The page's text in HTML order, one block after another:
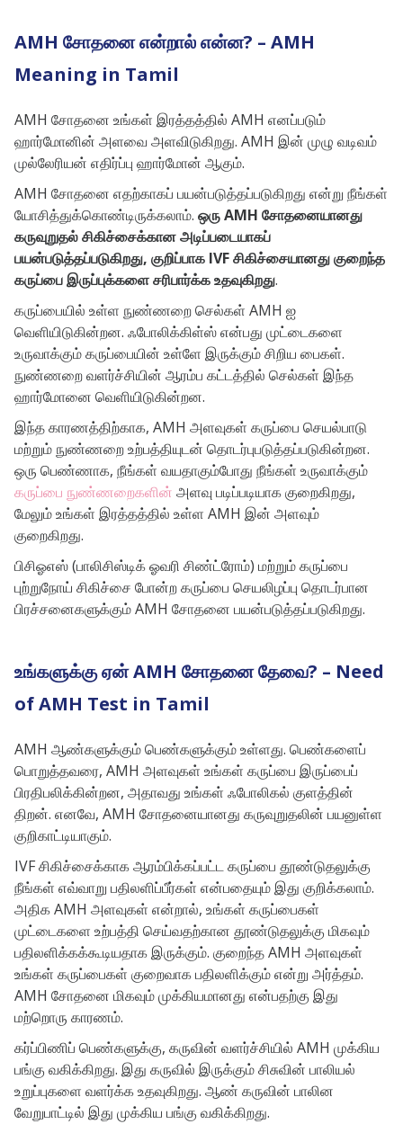
AMH சோதனை என்றால் என்ன? – AMH
Meaning in Tamil
AMH சோதனை உங்கள் இரத்தத்தில் AMH எனப்படும்
ஹார்மோனின் அளவை அளவிடுகிறது. AMH இன் முழு வடிவம்
முல்லேரியன் எதிர்ப்பு ஹார்மோன் ஆகும்.
AMH சோதனை எதற்காகப் பயன்படுத்தப்படுகிறது என்று நீங்கள்
யோசித்துக்கொண்டிருக்கலாம். ஒரு AMH சோதனையானது
கருவுறுதல் சிகிச்சைக்கான அடிப்படையாகப்
பயன்படுத்தப்படுகிறது, குறிப்பாக IVF சிகிச்சையானது குறைந்த
கருப்பை இருப்புக்களை சரிபார்க்க உதவுகிறது.
கருப்பையில் உள்ள நுண்ணறை செல்கள் AMH ஐ
வெளியிடுகின்றன. ஃபோலிக்கிள்ஸ் என்பது முட்டைகளை
உருவாக்கும் கருப்பையின் உள்ளே இருக்கும் சிறிய பைகள்.
நுண்ணறை வளர்ச்சியின் ஆரம்ப கட்டத்தில் செல்கள் இந்த
ஹார்மோனை வெளியிடுகின்றன.
இந்த காரணத்திற்காக, AMH அளவுகள் கருப்பை செயல்பாடு
மற்றும் நுண்ணறை உற்பத்தியுடன் தொடர்புபடுத்தப்படுகின்றன.
ஒரு பெண்ணாக, நீங்கள் வயதாகும்போது நீங்கள் உருவாக்கும்
கருப்பை நுண்ணறைகளின் அளவு படிப்படியாக குறைகிறது,
மேலும் உங்கள் இரத்தத்தில் உள்ள AMH இன் அளவும்
குறைகிறது.
பிசிஓஎஸ் (பாலிசிஸ்டிக் ஓவரி சிண்ட்ரோம்) மற்றும் கருப்பை
புற்றுநோய் சிகிச்சை போன்ற கருப்பை செயலிழப்பு தொடர்பான
பிரச்சனைகளுக்கும் AMH சோதனை பயன்படுத்தப்படுகிறது.
உங்களுக்கு ஏன் AMH சோதனை தேவை? – Need
of AMH Test in Tamil
AMH ஆண்களுக்கும் பெண்களுக்கும் உள்ளது. பெண்களைப்
பொறுத்தவரை, AMH அளவுகள் உங்கள் கருப்பை இருப்பைப்
பிரதிபலிக்கின்றன, அதாவது உங்கள் ஃபோலிகல் குளத்தின்
திறன். எனவே, AMH சோதனையானது கருவுறுதலின் பயனுள்ள
குறிகாட்டியாகும்.
IVF சிகிச்சைக்காக ஆரம்பிக்கப்பட்ட கருப்பை தூண்டுதலுக்கு
நீங்கள் எவ்வாறு பதிலளிப்பீர்கள் என்பதையும் இது குறிக்கலாம்.
அதிக AMH அளவுகள் என்றால், உங்கள் கருப்பைகள்
முட்டைகளை உற்பத்தி செய்வதற்கான தூண்டுதலுக்கு மிகவும்
பதிலளிக்கக்கூடியதாக இருக்கும். குறைந்த AMH அளவுகள்
உங்கள் கருப்பைகள் குறைவாக பதிலளிக்கும் என்று அர்த்தம்.
AMH சோதனை மிகவும் முக்கியமானது என்பதற்கு இது
மற்றொரு காரணம்.
கர்ப்பிணிப் பெண்களுக்கு, கருவின் வளர்ச்சியில் AMH முக்கிய
பங்கு வகிக்கிறது. இது கருவில் இருக்கும் சிசுவின் பாலியல்
உறுப்புகளை வளர்க்க உதவுகிறது. ஆண் கருவின் பாலின
வேறுபாட்டில் இது முக்கிய பங்கு வகிக்கிறது.